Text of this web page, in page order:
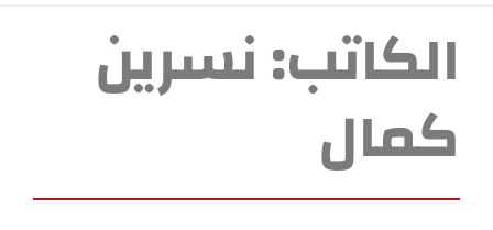
الكاتب:نسرين
كمال